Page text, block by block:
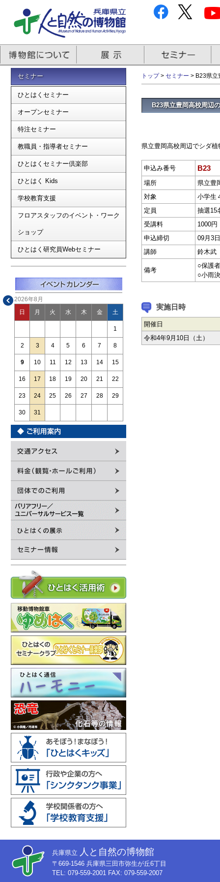
セミナー
ひとはくセミナー
オープンセミナー
特注セミナー
教職員・指導者セミナー
ひとはくセミナー倶楽部
ひとはく Kids
学校教育支援
フロアスタッフのイベント・ワーク
ショップ
ひとはく研究員Webセミナー
2026年8月
日 月 火 水 木 金 土
1
2 3 4 5 6 7 8
9 10 11 12 13 14 15
16 17 18 19 20 21 22
23 24 25 26 27 28 29
30 31
トップ> セミナー > B23県立
B23県立豊岡高校周辺
県立豊岡高校周辺でシダ
申込み番号 B23
場所
県立豊
対象
小学生
定員
抽選15
受講料
1000円
申込締切
09月3
講師
鈴木武
備考
○保護
○小雨
実施日時
開催日
令和4年9月10日（土）
兵庫県立 人と自然の博物館
〒669-1546 兵庫県三田市弥生が丘6丁目
TEL: 079-559-2001 FAX: 079-559-2007